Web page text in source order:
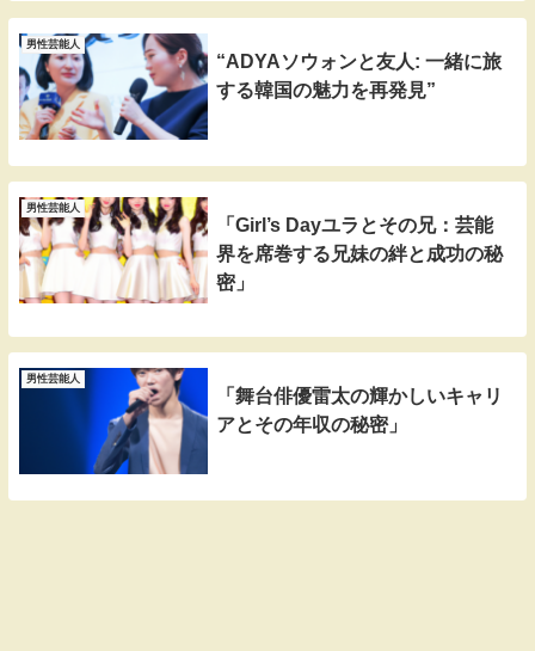
男性芸能人
“ADYAソウォンと友人: 一緒に旅
する韓国の魅力を再発見”
男性芸能人
「Girl’s Dayユラとその兄：芸能
界を席巻する兄妹の絆と成功の秘
密」
男性芸能人
「舞台俳優雷太の輝かしいキャリ
アとその年収の秘密」